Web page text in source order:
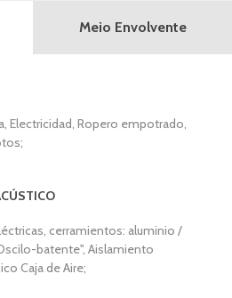
Electricidad, Ropero empotrado,
cerramientos: aluminio /
batente", Aislamiento
Caja de Aire;
Meio Envolvente